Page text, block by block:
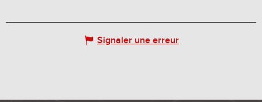
Signaler une erreur